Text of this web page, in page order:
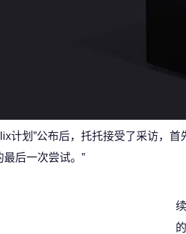
计划”公布后，托托接受了采访，
最后一次尝试。”